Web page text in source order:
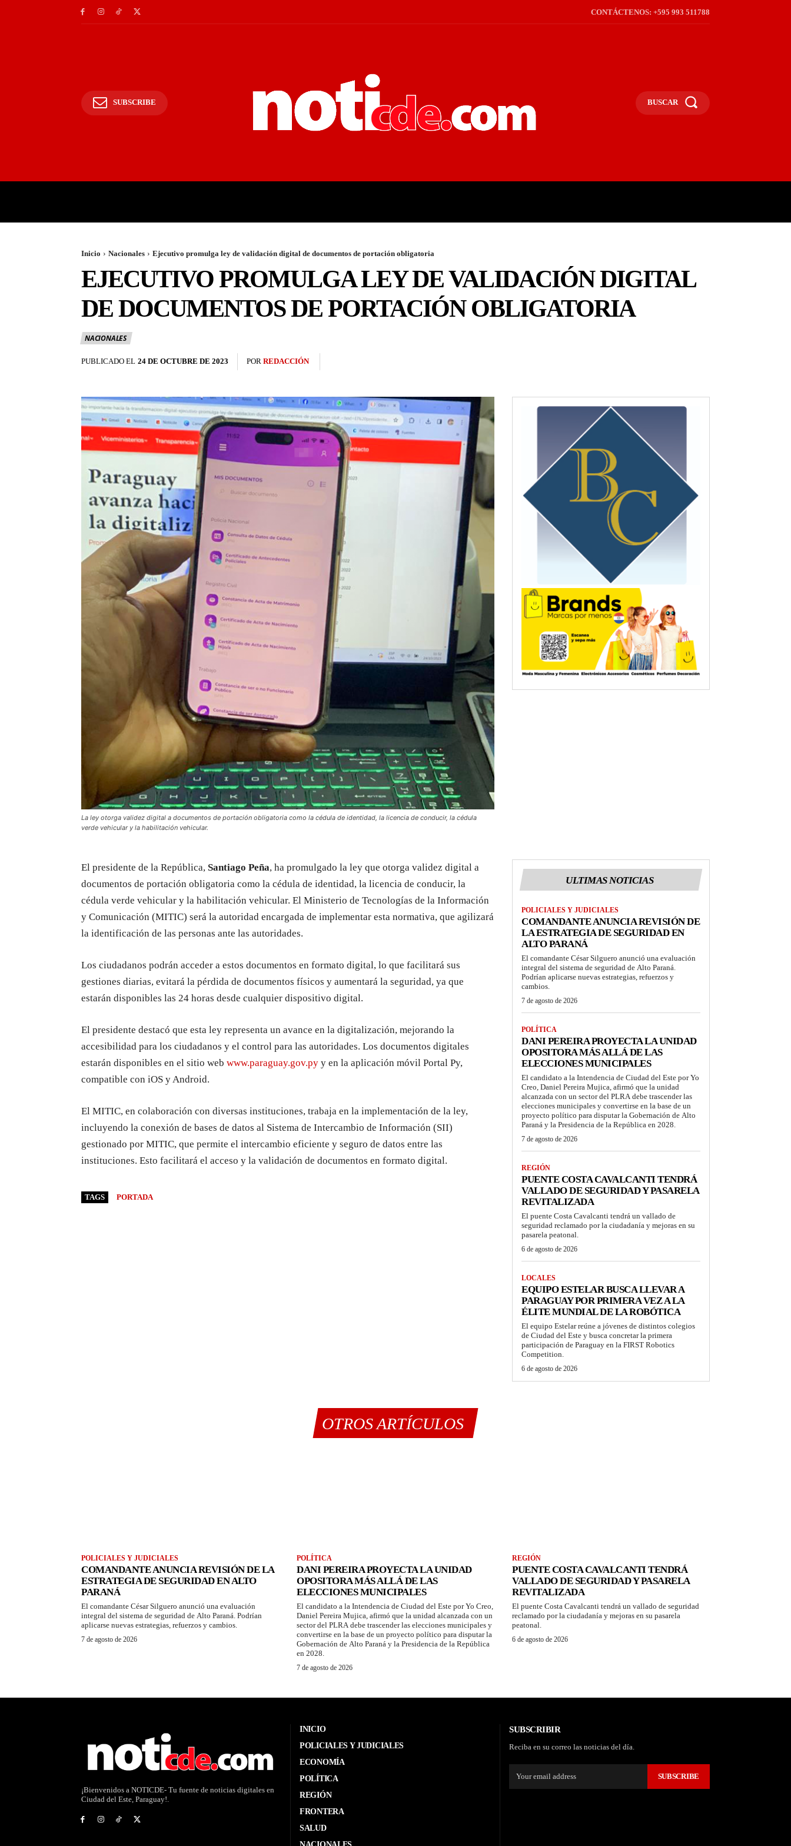
CONTÁCTENOS: +595 993 511788
SUBSCRIBE BUSCAR
Inicio Nacionales Ejecutivo promulga ley de validación digital de documentos de portación obligatoria
EJECUTIVO PROMULGA LEY DE VALIDACIÓN DIGITAL
DE DOCUMENTOS DE PORTACIÓN OBLIGATORIA
NACIONALES
PUBLICADO EL 24 DE OCTUBRE DE 2023 POR REDACCIÓN
La ley otorga validez digital a documentos de portación obligatoria como la cédula de identidad, la licencia de conducir, la cédula
verde vehicular y la habilitación vehicular.
El presidente de la República, Santiago Peña, ha promulgado la ley que otorga validez digital a
documentos de portación obligatoria como la cédula de identidad, la licencia de conducir, la
cédula verde vehicular y la habilitación vehicular. El Ministerio de Tecnologías de la Información
y Comunicación (MITIC) será la autoridad encargada de implementar esta normativa, que agilizará
la identificación de las personas ante las autoridades.
Los ciudadanos podrán acceder a estos documentos en formato digital, lo que facilitará sus
gestiones diarias, evitará la pérdida de documentos físicos y aumentará la seguridad, ya que
estarán disponibles las 24 horas desde cualquier dispositivo digital.
El presidente destacó que esta ley representa un avance en la digitalización, mejorando la
accesibilidad para los ciudadanos y el control para las autoridades. Los documentos digitales
estarán disponibles en el sitio web www.paraguay.gov.py y en la aplicación móvil Portal Py,
compatible con iOS y Android.
El MITIC, en colaboración con diversas instituciones, trabaja en la implementación de la ley,
incluyendo la conexión de bases de datos al Sistema de Intercambio de Información (SII)
gestionado por MITIC, que permite el intercambio eficiente y seguro de datos entre las
instituciones. Esto facilitará el acceso y la validación de documentos en formato digital.
TAGS PORTADA
ULTIMAS NOTICIAS
POLICIALES Y JUDICIALES
COMANDANTE ANUNCIA REVISIÓN DE
LA ESTRATEGIA DE SEGURIDAD EN
ALTO PARANÁ
El comandante César Silguero anunció una evaluación
integral del sistema de seguridad de Alto Paraná.
Podrían aplicarse nuevas estrategias, refuerzos y
cambios.
7 de agosto de 2026
POLÍTICA
DANI PEREIRA PROYECTA LA UNIDAD
OPOSITORA MÁS ALLÁ DE LAS
ELECCIONES MUNICIPALES
El candidato a la Intendencia de Ciudad del Este por Yo
Creo, Daniel Pereira Mujica, afirmó que la unidad
alcanzada con un sector del PLRA debe trascender las
elecciones municipales y convertirse en la base de un
proyecto político para disputar la Gobernación de Alto
Paraná y la Presidencia de la República en 2028.
7 de agosto de 2026
REGIÓN
PUENTE COSTA CAVALCANTI TENDRÁ
VALLADO DE SEGURIDAD Y PASARELA
REVITALIZADA
El puente Costa Cavalcanti tendrá un vallado de
seguridad reclamado por la ciudadanía y mejoras en su
pasarela peatonal.
6 de agosto de 2026
LOCALES
EQUIPO ESTELAR BUSCA LLEVAR A
PARAGUAY POR PRIMERA VEZ A LA
ÉLITE MUNDIAL DE LA ROBÓTICA
El equipo Estelar reúne a jóvenes de distintos colegios
de Ciudad del Este y busca concretar la primera
participación de Paraguay en la FIRST Robotics
Competition.
6 de agosto de 2026
OTROS ARTÍCULOS
POLICIALES Y JUDICIALES
COMANDANTE ANUNCIA REVISIÓN DE LA
ESTRATEGIA DE SEGURIDAD EN ALTO
PARANÁ
El comandante César Silguero anunció una evaluación
integral del sistema de seguridad de Alto Paraná. Podrían
aplicarse nuevas estrategias, refuerzos y cambios.
7 de agosto de 2026
POLÍTICA
DANI PEREIRA PROYECTA LA UNIDAD
OPOSITORA MÁS ALLÁ DE LAS
ELECCIONES MUNICIPALES
El candidato a la Intendencia de Ciudad del Este por Yo Creo,
Daniel Pereira Mujica, afirmó que la unidad alcanzada con un
sector del PLRA debe trascender las elecciones municipales y
convertirse en la base de un proyecto político para disputar la
Gobernación de Alto Paraná y la Presidencia de la República
en 2028.
7 de agosto de 2026
REGIÓN
PUENTE COSTA CAVALCANTI TENDRÁ
VALLADO DE SEGURIDAD Y PASARELA
REVITALIZADA
El puente Costa Cavalcanti tendrá un vallado de seguridad
reclamado por la ciudadanía y mejoras en su pasarela
peatonal.
6 de agosto de 2026
¡Bienvenidos a NOTICDE- Tu fuente de noticias digitales en
Ciudad del Este, Paraguay!.
INICIO
POLICIALES Y JUDICIALES
ECONOMÍA
POLÍTICA
REGIÓN
FRONTERA
SALUD
SUBSCRIBIR
Reciba en su correo las noticias del día.
SUBSCRIBE